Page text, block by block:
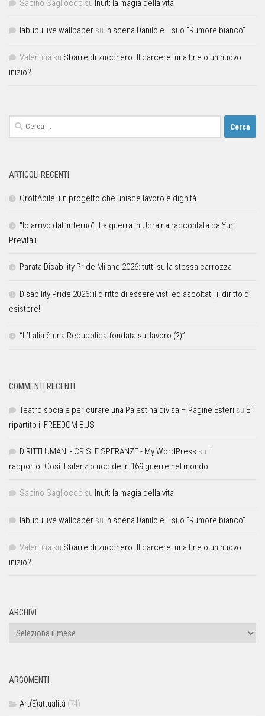
Sabino Sagliocco su Inuit: la magia della vita
labubu live wallpaper su In scena Danilo e il suo “Rumore bianco”
Valentina su Sbarre di zucchero. Il carcere: una fine o un nuovo
inizio?
ARTICOLI RECENTI
CrottAbile: un progetto che unisce lavoro e dignità
“Io arrivo dall’inferno”. La guerra in Ucraina raccontata da Yuri
Previtali
Parata Disability Pride Milano 2026: tutti sulla stessa carrozza
Disability Pride 2026: il diritto di essere visti ed ascoltati, il diritto di
esistere!
“L’Italia è una Repubblica fondata sul lavoro (?)”
COMMENTI RECENTI
Teatro sociale per curare una Palestina divisa – Pagine Esteri su E’
ripartito il FREEDOM BUS
DIRITTI UMANI - CRISI E SPERANZE - My WordPress su
rapporto. Così il silenzio uccide in 169 guerre nel mondo
Sabino Sagliocco su Inuit: la magia della vita
labubu live wallpaper su In scena Danilo e il suo “Rumore bianco”
Valentina su Sbarre di zucchero. Il carcere: una fine o un nuovo
inizio?
ARCHIVI
ARGOMENTI
Art(E)attualità (74)